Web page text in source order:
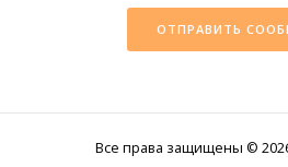
ОТПРАВИТЬ
Все права защищены ©